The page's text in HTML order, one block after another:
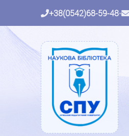
+38(0542)68-59-48•